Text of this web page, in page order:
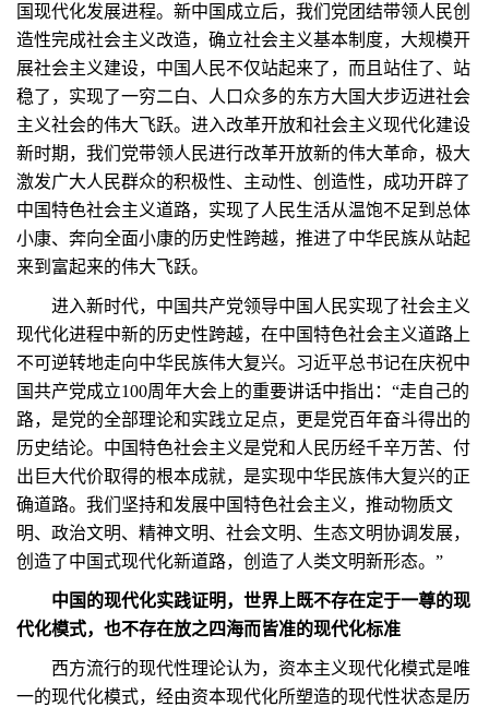
国现代化发展进程。新中国成立后，我们党团结带领人民创
造性完成社会主义改造，确立社会主义基本制度，大规模开
展社会主义建设，中国人民不仅站起来了，而且站住了、站
稳了，实现了一穷二白、人口众多的东方大国大步迈进社会
主义社会的伟大飞跃。进入改革开放和社会主义现代化建设
新时期，我们党带领人民进行改革开放新的伟大革命，极大
激发广大人民群众的积极性、主动性、创造性，成功开辟了
中国特色社会主义道路，实现了人民生活从温饱不足到总体
小康、奔向全面小康的历史性跨越，推进了中华民族从站起
来到富起来的伟大飞跃。
进入新时代，中国共产党领导中国人民实现了社会主义
现代化进程中新的历史性跨越，在中国特色社会主义道路上
不可逆转地走向中华民族伟大复兴。习近平总书记在庆祝中
国共产党成立100周年大会上的重要讲话中指出：“走自己的
路，是党的全部理论和实践立足点，更是党百年奋斗得出的
历史结论。中国特色社会主义是党和人民历经千辛万苦、付
出巨大代价取得的根本成就，是实现中华民族伟大复兴的正
确道路。我们坚持和发展中国特色社会主义，推动物质文
明、政治文明、精神文明、社会文明、生态文明协调发展，
创造了中国式现代化新道路，创造了人类文明新形态。”
中国的现代化实践证明，世界上既不存在定于一尊的现
代化模式，也不存在放之四海而皆准的现代化标准
西方流行的现代性理论认为，资本主义现代化模式是唯
一的现代化模式，经由资本现代化所塑造的现代性状态是历